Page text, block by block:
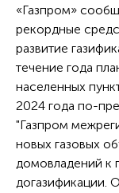
«Газпром»
рекордные
развитие
течение года
населенных
2024 года по-
"Газпром
новых газовых
домовладений к
догазификации.